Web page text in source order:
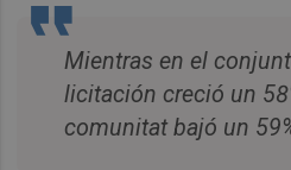
Mientras en el
licitación creció un
comunitat bajó un